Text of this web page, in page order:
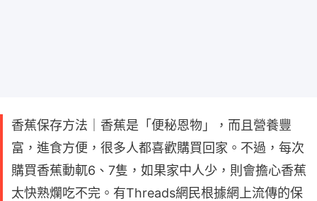
香蕉保存方法｜香蕉是「便秘恩物」，而且營養豐
富，進食方便，很多人都喜歡購買回家。不過，每次
購買香蕉動軏6、7隻，如果家中人少，則會擔心香蕉
太快熟爛吃不完。有Threads網民根據網上流傳的保